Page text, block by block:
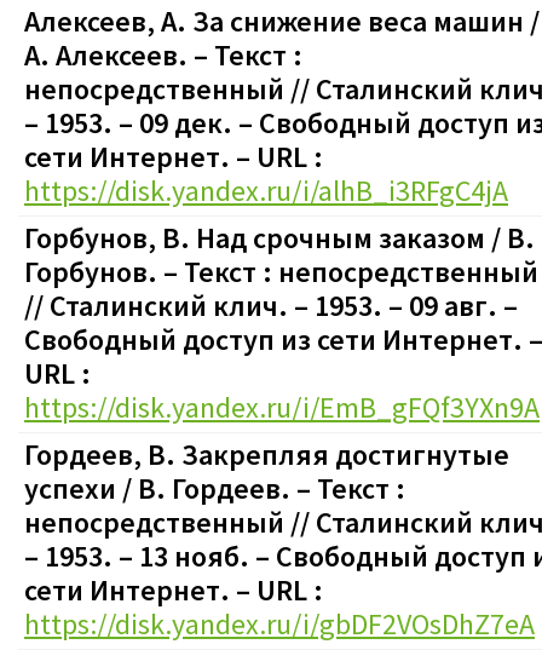
Алексеев, А. За снижение веса машин /
А. Алексеев. – Текст :
непосредственный // Сталинский
– 1953. – 09 дек. – Свободный доступ
сети Интернет. – URL :
https://disk.yandex.ru/i/alhB_i3RFgC4jA
Горбунов, В. Над срочным заказом / В.
Горбунов. – Текст : непосредственный
// Сталинский клич. – 1953. – 09 авг. –
Свободный доступ из сети Интернет. –
URL :
https://disk.yandex.ru/i/EmB_gFQf3YXn9A
Гордеев, В. Закрепляя достигнутые
успехи / В. Гордеев. – Текст :
непосредственный // Сталинский
– 1953. – 13 нояб. – Свободный доступ
сети Интернет. – URL :
https://disk.yandex.ru/i/gbDF2VOsDhZ7eA